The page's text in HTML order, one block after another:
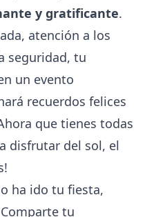
y gratificante.
atención a los
seguridad, tu
un evento
recuerdos felices
que tienes todas
disfrutar del sol, el
ha ido tu fiesta,
tu